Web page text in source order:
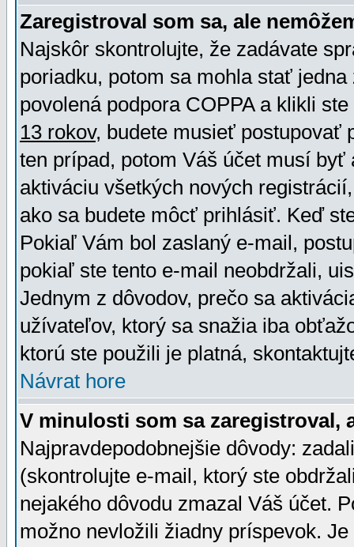
Zaregistroval som sa, ale
Najskôr skontrolujte, že zadávate
poriadku, potom sa mohla stať
povolená podpora COPPA a klikli
13 rokov, budete musieť postupovať
ten prípad, potom Váš účet musí
aktiváciu všetkých nových
ako sa budete môcť prihlásiť. Keď
Pokiaľ Vám bol zaslaný e-mail,
pokiaľ ste tento e-mail neobdržali,
Jednym z dôvodov, prečo sa
užívateľov, ktorý sa snažia iba
ktorú ste použili je platná,
Návrat hore
V minulosti som sa zaregistroval,
Najpravdepodobnejšie dôvody:
(skontrolujte e-mail, ktorý ste
nejakého dôvodu zmazal Váš účet.
možno nevložili žiadny príspevok.